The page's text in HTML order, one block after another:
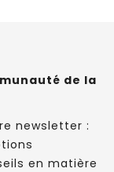
de la
newsletter :
en matière